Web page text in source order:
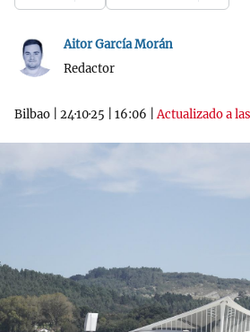
Aitor García Morán
Redactor
Bilbao 24·10·25 16:06 |Actualizado a